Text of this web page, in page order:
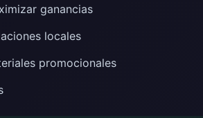
ganancias
locales
promocionales